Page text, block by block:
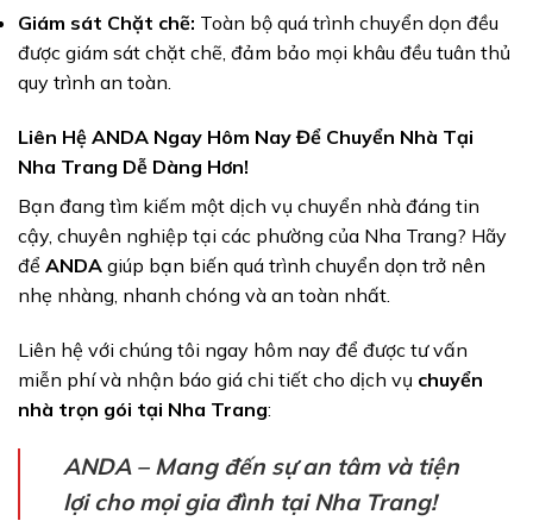
Giám sát Chặt chẽ: Toàn bộ quá trình chuyển dọn đều
được giám sát chặt chẽ, đảm bảo mọi khâu đều tuân thủ
quy trình an toàn.
Liên Hệ ANDA Ngay Hôm Nay Để Chuyển Nhà Tại
Nha Trang Dễ Dàng Hơn!
Bạn đang tìm kiếm một dịch vụ chuyển nhà đáng tin
cậy, chuyên nghiệp tại các phường của Nha Trang? Hãy
để ANDA giúp bạn biến quá trình chuyển dọn trở nên
nhẹ nhàng, nhanh chóng và an toàn nhất.
Liên hệ với chúng tôi ngay hôm nay để được tư vấn
miễn phí và nhận báo giá chi tiết cho dịch vụ chuyển
nhà trọn gói tại Nha Trang:
ANDA – Mang đến sự an tâm và tiện
lợi cho mọi gia đình tại Nha Trang!